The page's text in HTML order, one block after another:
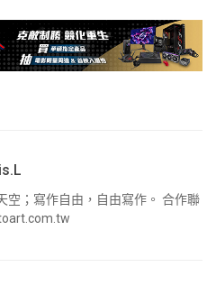
空；寫作自由，自由寫作。 合作聯